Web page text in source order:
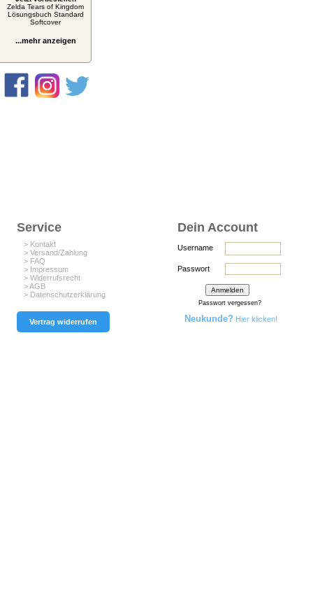
Zelda Tears of Kingdom
Lösungsbuch Standard
Softcover
...mehr anzeigen
Service
> Kontakt
> Versand/Zahlung
> FAQ
> Impressum
> Widerrufsrecht
> AGB
> Datenschutzerklärung
Vertrag widerrufen
Dein Account
Username
Passwort
Passwort vergessen?
Neukunde? Hier klicken!